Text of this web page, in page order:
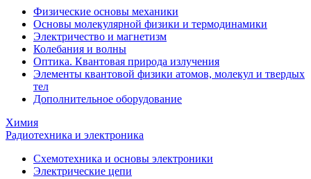
Физические основы механики
Основы молекулярной физики и термодинамики
Электричество и магнетизм
Колебания и волны
Оптика. Квантовая природа излучения
Элементы квантовой физики атомов, молекул и твердых
тел
Дополнительное оборудование
Химия
Радиотехника и электроника
Схемотехника и основы электроники
Электрические цепи